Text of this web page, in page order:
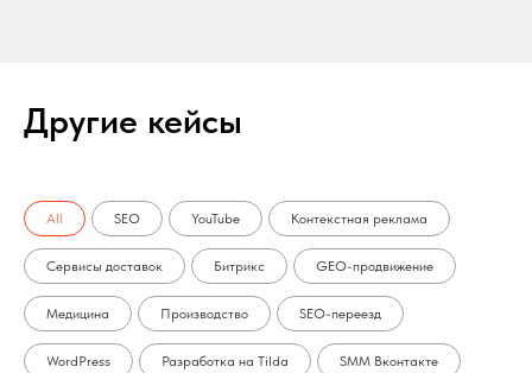
Другие кейсы
All SEO YouTube Контекстная реклама
Сервисы доставок Битрикс GEO-продвижение
Медицина Производство SEO-переезд
WordPress Разработка на Tilda SMM Вконтакте